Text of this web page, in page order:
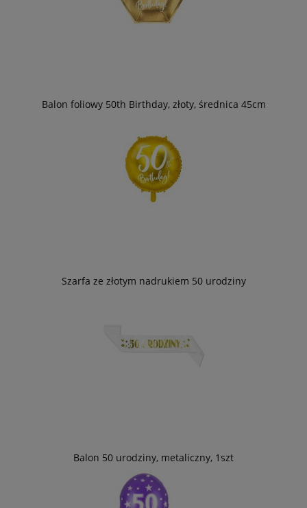
Balon foliowy 50th Birthday, złoty, średnica 45cm
Szarfa ze złotym nadrukiem 50 urodziny
Balon 50 urodziny, metaliczny, 1szt